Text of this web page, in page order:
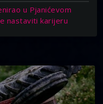
u Pjanićevom
nastaviti karijeru